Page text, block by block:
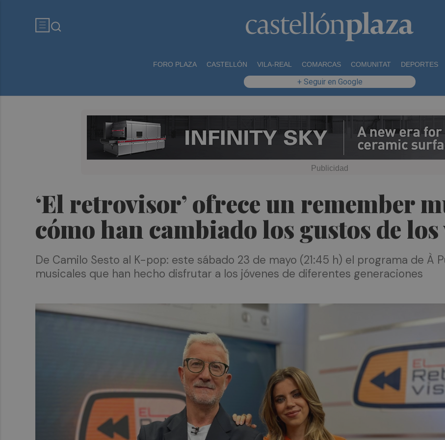
FORO PLAZA CASTELLÓN VILA-REAL COMARCAS COMUNITAT DEPORTES
+ Seguir en Google
‘El retrovisor’ ofrece un remember
cómo han cambiado los gustos de
De Camilo Sesto al K-pop: este sábado 23 de mayo (21:45 h) el programa de À
musicales que han hecho disfrutar a los jóvenes de diferentes generaciones